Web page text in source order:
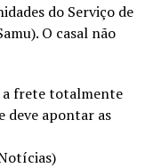
do Serviço de
O casal não
a frete totalmente
deve apontar as